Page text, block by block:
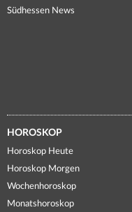
Südhessen News
HOROSKOP
Horoskop Heute
Horoskop Morgen
Wochenhoroskop
Monatshoroskop